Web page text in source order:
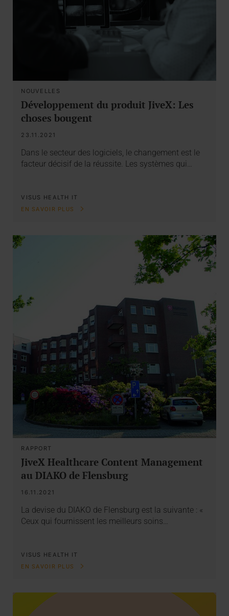
NOUVELLES
Développement du produit JiveX: Les
choses bougent
23.11.2021
Dans le secteur des logiciels, le changement est le
facteur décisif de la réussite. Les systèmes qui…
VISUS HEALTH IT
EN SAVOIR PLUS
RAPPORT
JiveX Healthcare Content Management
au DIAKO de Flensburg
16.11.2021
La devise du DIAKO de Flensburg est la suivante : «
Ceux qui fournissent les meilleurs soins…
VISUS HEALTH IT
EN SAVOIR PLUS